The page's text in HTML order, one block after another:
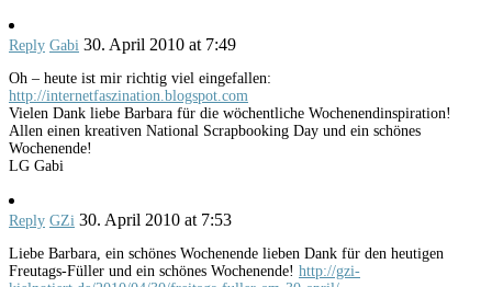
Reply Gabi 30. April 2010 at 7:49
Oh – heute ist mir richtig viel eingefallen:
http://internetfaszination.blogspot.com
Vielen Dank liebe Barbara für die wöchentliche Wochenendinspiration!
Allen einen kreativen National Scrapbooking Day und ein schönes
Wochenende!
LG Gabi
Reply GZi 30. April 2010 at 7:53
Liebe Barbara, ein schönes Wochenende lieben Dank für den heutigen
Freutags-Füller und ein schönes Wochenende! http://gzi-